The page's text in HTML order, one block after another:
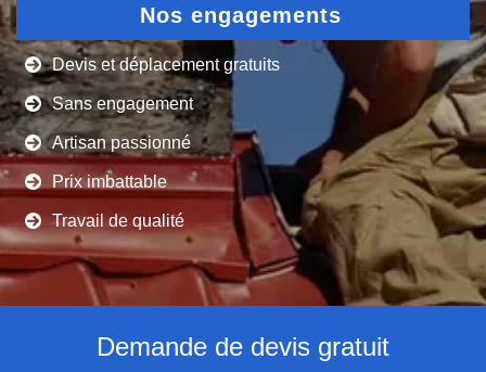
Nos engagements
Devis et déplacement gratuits
Sans engagement
Artisan passionné
Prix imbattable
Travail de qualité
Demande de devis gratuit